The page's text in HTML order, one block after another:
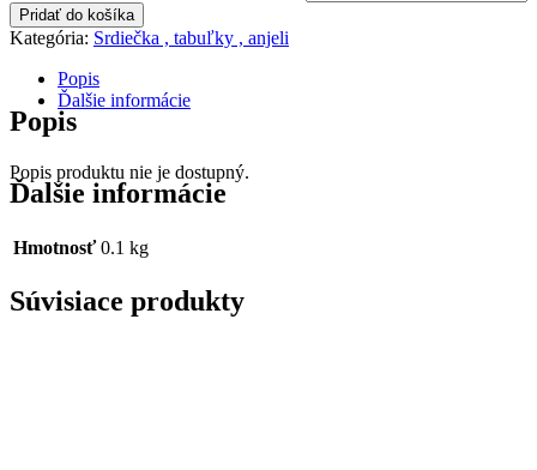
Pridať do košíka
Kategória: Srdiečka , tabuľky , anjeli
Popis
Ďalšie informácie
Popis
Popis produktu nie je dostupný.
Ďalšie informácie
Hmotnosť 0.1 kg
Súvisiace produkty